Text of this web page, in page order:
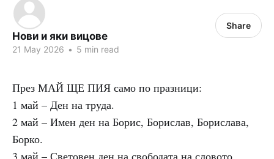
Нови и яки вицове
21 May 2026 • 5 min read
Share
През МАЙ ЩЕ ПИЯ само по празници:
1 май – Ден на труда.
2 май – Имен ден на Борис, Борислав, Борислава,
Борко.
3 май – Световен ден на свободата на словото.